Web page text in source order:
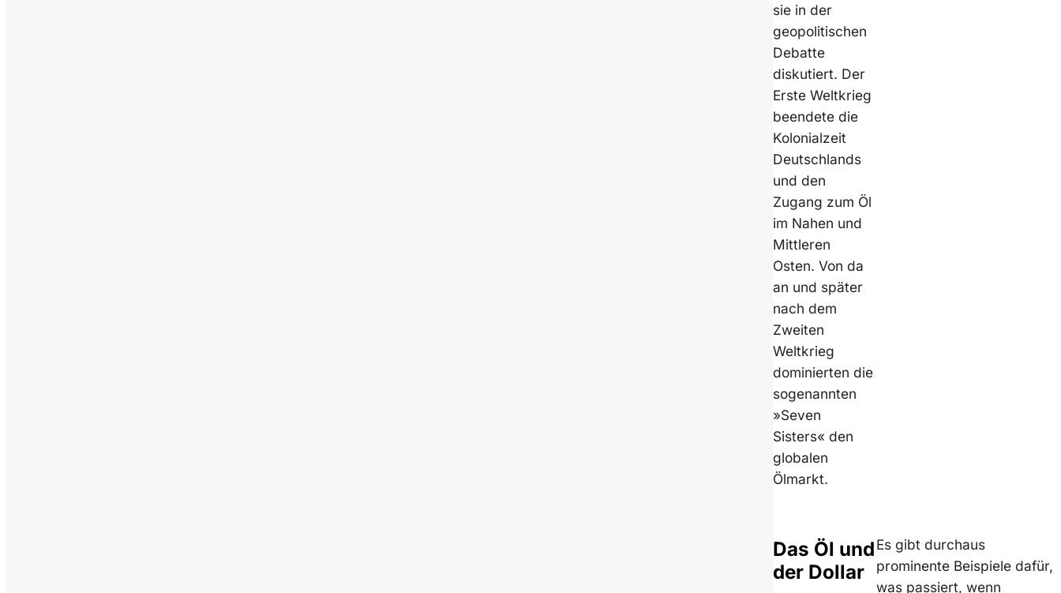
sie in der
geopolitischen
Debatte
diskutiert. Der
Erste Weltkrieg
beendete die
Kolonialzeit
Deutschlands
und den
Zugang zum Öl
im Nahen und
Mittleren
Osten. Von da
an und später
nach dem
Zweiten
Weltkrieg
dominierten die
sogenannten
»Seven
Sisters« den
globalen
Ölmarkt.
Das Öl und
der Dollar
Es gibt durchaus
prominente Beispiele dafür,
was passiert, wenn